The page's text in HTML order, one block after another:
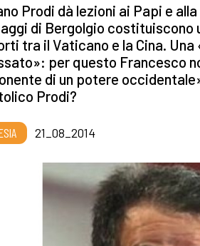
Prodi dà lezioni ai Papi e
di Bergolgio costituiscono
tra il Vaticano e la Cina.
per questo Francesco
di un potere
Prodi?
21_08_2014